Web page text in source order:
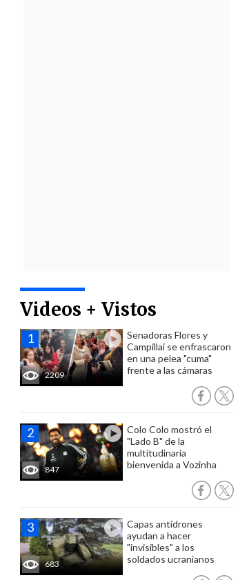
Videos + Vistos
2209
Senadoras Flores y
Campillai se enfrascaron
en una pelea "cuma"
frente a las cámaras
847
Colo Colo mostró el
"Lado B" de la
multitudinaria
bienvenida a Vozinha
683
Capas antidrones
ayudan a hacer
"invisibles" a los
soldados ucranianos